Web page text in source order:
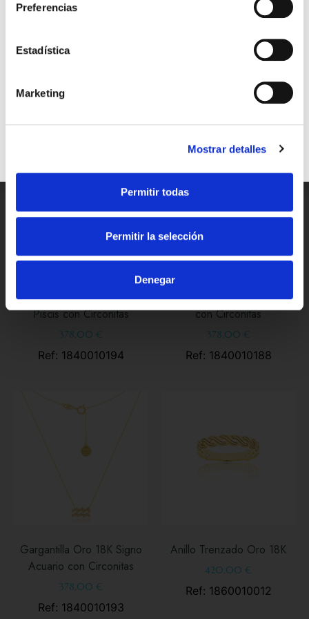
Preferencias
Estadística
Marketing
Mostrar detalles
Permitir todas
Permitir la selección
Denegar
Gargantilla Oro 18K Signo
Piscis con Circonitas
378,00 €
Ref: 1840010194
Collar Oro 18K Signo Virgo
con Circonitas
378,00 €
Ref: 1840010188
Gargantilla Oro 18K Signo
Acuario con Circonitas
378,00 €
Ref: 1840010193
Anillo Trenzado Oro 18K
420,00 €
Ref: 1860010012
y acepto recibir comunicaciones personalizadas